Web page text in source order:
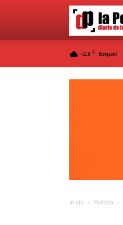
-2.5 C Esquel
Inicio Politica